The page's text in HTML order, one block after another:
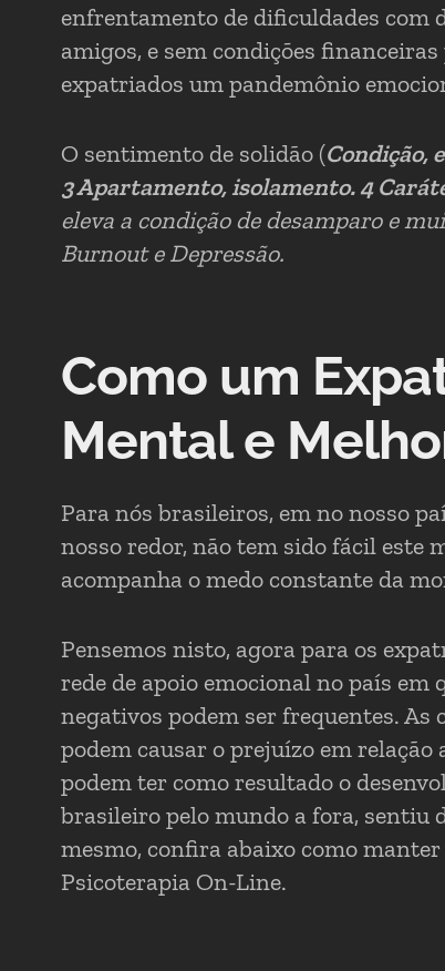
enfrentamento de dificuldades com
amigos, e sem condições
expatriados um pandemônio
O sentimento de solidão (Condição,
3 Apartamento, isolamento. 4
eleva a condição de desamparo e
Burnout e Depressão.
Como um
Mental e
Para nós brasileiros, em no nosso
nosso redor, não tem sido fácil este
acompanha o medo constante da
Pensemos nisto, agora para os
rede de apoio emocional no país em
negativos podem ser frequentes.
podem causar o prejuízo em
podem ter como resultado o
brasileiro pelo mundo a fora, sentiu
mesmo, confira abaixo como
Psicoterapia On-Line.